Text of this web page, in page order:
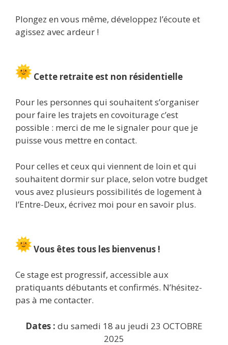
Plongez en vous même, développez l’écoute et
agissez avec ardeur !
Cette retraite est non résidentielle
Pour les personnes qui souhaitent s’organiser
pour faire les trajets en covoiturage c’est
possible : merci de me le signaler pour que je
puisse vous mettre en contact.
Pour celles et ceux qui viennent de loin et qui
souhaitent dormir sur place, selon votre budget
vous avez plusieurs possibilités de logement à
l’Entre-Deux, écrivez moi pour en savoir plus.
Vous êtes tous les bienvenus !
Ce stage est progressif, accessible aux
pratiquants débutants et confirmés. N’hésitez-
pas à me contacter.
Dates : du samedi 18 au jeudi 23 OCTOBRE
2025